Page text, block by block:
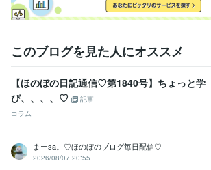
ライティング・翻訳 Webライティング 事務アシ
このブログを見た人にオススメ
【ほのぼの日記通信♡第1840号】ちょっと学
び、、、、♡
記事
コラム
まーsa。♡ほのぼのブログ毎日配信♡
2026/08/07 20:55